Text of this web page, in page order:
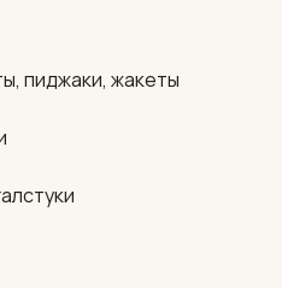
пиджаки, жакеты